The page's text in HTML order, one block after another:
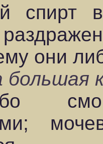
спирт
они
большая